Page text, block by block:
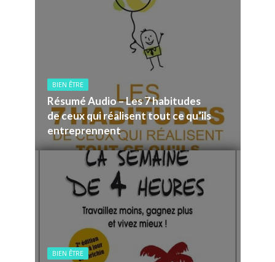
BIEN ÊTRE
Résumé Audio – Les 7 habitudes
de ceux qui réalisent tout ce qu’ils
entreprennent
BIEN ÊTRE